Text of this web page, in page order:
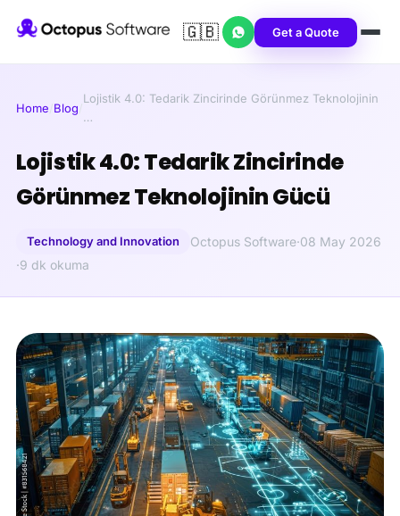
🇬🇧 Get a Quote
Home/Blog/
Lojistik 4.0: Tedarik Zincirinde Görünmez Teknolojinin
…
Lojistik 4.0: Tedarik Zincirinde
Görünmez Teknolojinin Gücü
Technology and Innovation Octopus Software·08 May 2026
·9 dk okuma